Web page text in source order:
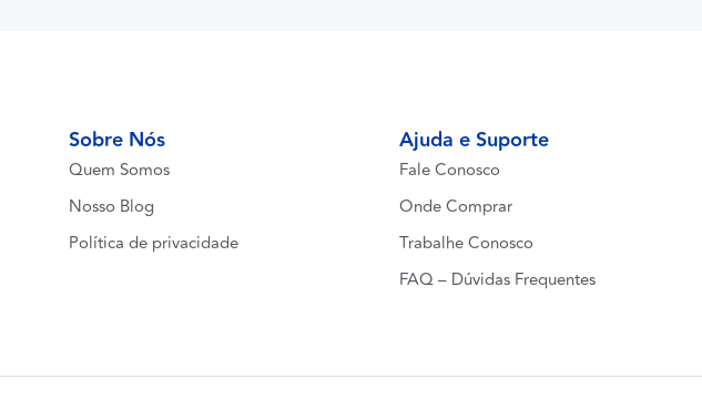
Sobre Nós
Quem Somos
Nosso Blog
Política de privacidade
Ajuda e Suporte
Fale Conosco
Onde Comprar
Trabalhe Conosco
FAQ – Dúvidas Frequentes